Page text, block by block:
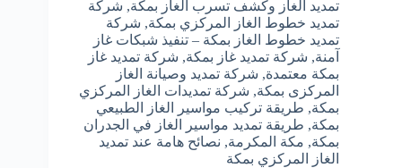
تمديد الغاز وكشف تسرب الغاز بمكة, شركة
تمديد خطوط الغاز المركزي بمكة, شركة
تمديد خطوط الغاز بمكة – تنفيذ شبكات غاز
آمنة, شركة تمديد غاز بمكة, شركة تمديد غاز
بمكة معتمدة, شركة تمديد وصيانة الغاز
المركزى بمكة, شركة تمديدات الغاز المركزي
بمكة, طريقة تركيب مواسير الغاز الطبيعي
بمكة, طريقة تمديد مواسير الغاز في الجدران
بمكة, مكة المكرمة, نصائح هامة عند تمديد
الغاز المركزي بمكة